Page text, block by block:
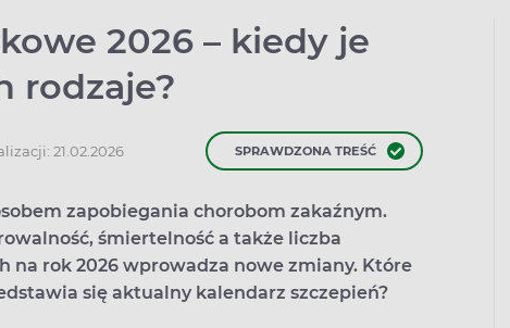
2026 – kiedy je
rodzaje?
21.02.2026 SPRAWDZONA TREŚĆ
zapobiegania chorobom zakaźnym.
śmiertelność a także liczba
na rok 2026 wprowadza nowe zmiany. Które
się aktualny kalendarz szczepień?